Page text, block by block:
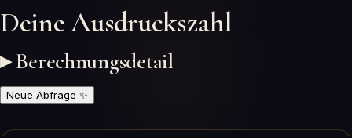
Deine Ausdruckszahl
▸ Berechnungsdetail
Neue Abfrage ✨